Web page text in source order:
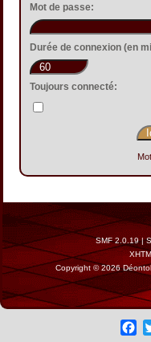
Mot de passe:
Durée de connexion (en
Toujours connecté:
SMF 2.0.19|
Copyright © 2026